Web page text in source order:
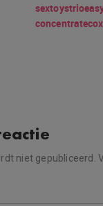
sextoystrio
concentratecox
niet gepubliceerd.